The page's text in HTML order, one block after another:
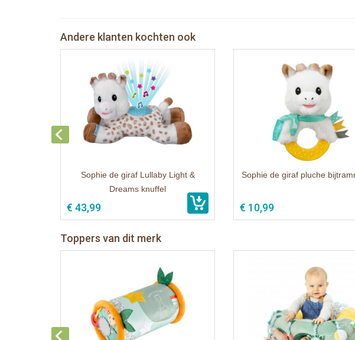
Andere klanten kochten ook
Sophie de giraf Lullaby Light &
Dreams knuffel
€ 43,99
Sophie de giraf pluche
€ 10,99
Toppers van dit merk